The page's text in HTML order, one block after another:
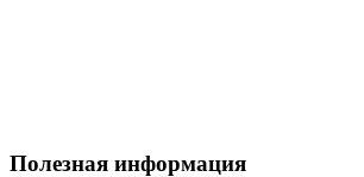
Полезная информация